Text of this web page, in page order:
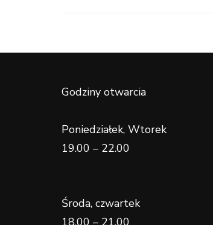
Godziny otwarcia
Poniedziałek, Wtorek
19.00 – 22.00
Środa, czwartek